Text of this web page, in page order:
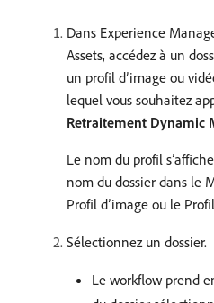
Dans Experience
Assets, accédez à un
un profil d’image ou
lequel vous souhaitez
Retraitement Dynamic
Le nom du profil
nom du dossier dans le
Profil d’image ou le
Sélectionnez un dossier.
Le workflow prend